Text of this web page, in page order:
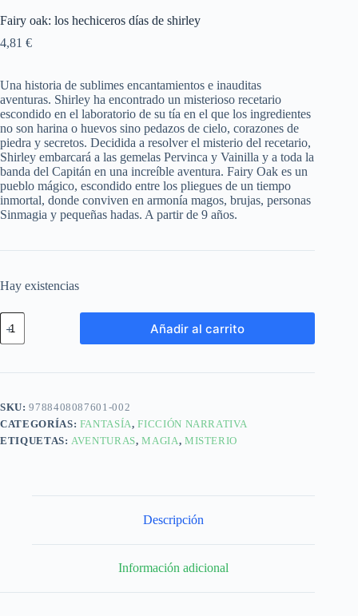
Fairy oak: los hechiceros días de shirley
4,81 €
Una historia de sublimes encantamientos e inauditas
aventuras. Shirley ha encontrado un misterioso recetario
escondido en el laboratorio de su tía en el que los ingredientes
no son harina o huevos sino pedazos de cielo, corazones de
piedra y secretos. Decidida a resolver el misterio del recetario,
Shirley embarcará a las gemelas Pervinca y Vainilla y a toda la
banda del Capitán en una increíble aventura. Fairy Oak es un
pueblo mágico, escondido entre los pliegues de un tiempo
inmortal, donde conviven en armonía magos, brujas, personas
Sinmagia y pequeñas hadas. A partir de 9 años.
Hay existencias
Añadir al carrito
SKU:9788408087601-002
CATEGORÍAS: FANTASÍA,FICCIÓN NARRATIVA
ETIQUETAS:AVENTURAS,MAGIA, MISTERIO
Descripción
Información adicional